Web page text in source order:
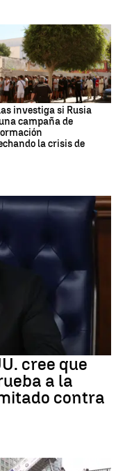
investiga si Rusia
campaña de
la crisis de
cree que
a la
contra